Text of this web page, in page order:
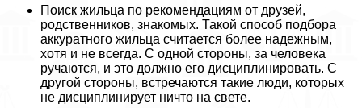
Поиск жильца по рекомендациям от друзей,
родственников, знакомых. Такой способ подбора
аккуратного жильца считается более надежным,
хотя и не всегда. С одной стороны, за человека
ручаются, и это должно его дисциплинировать. С
другой стороны, встречаются такие люди, которых
не дисциплинирует ничто на свете.